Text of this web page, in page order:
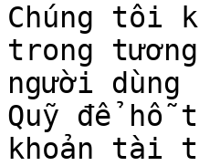
Chúng tôi
trong
người
Quỹ để hỗ
khoản tài